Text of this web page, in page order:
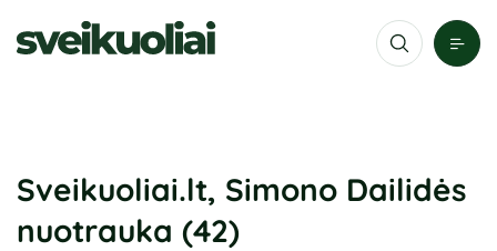
Sveikuoliai.lt, Simono Dailidės
nuotrauka (42)